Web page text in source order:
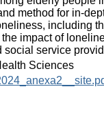
method for in-
including
impact of
social service
Sciences